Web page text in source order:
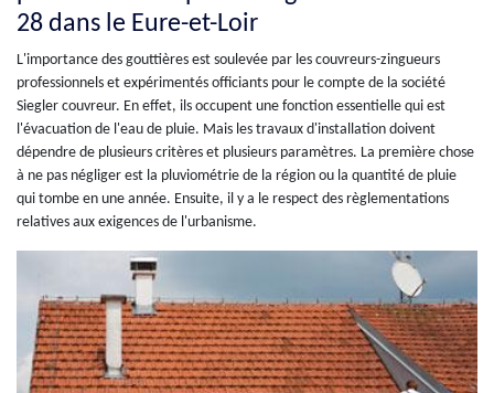
28 dans le Eure-et-Loir
L'importance des gouttières est soulevée par les couvreurs-zingueurs
professionnels et expérimentés officiants pour le compte de la société
Siegler couvreur. En effet, ils occupent une fonction essentielle qui est
l'évacuation de l'eau de pluie. Mais les travaux d'installation doivent
dépendre de plusieurs critères et plusieurs paramètres. La première chose
à ne pas négliger est la pluviométrie de la région ou la quantité de pluie
qui tombe en une année. Ensuite, il y a le respect des règlementations
relatives aux exigences de l'urbanisme.